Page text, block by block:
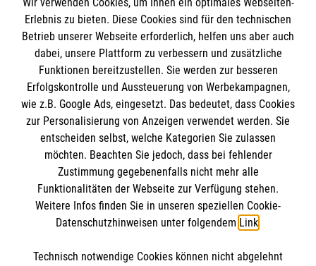
Transparenz
Spenden und Helfen
Spendenkonto
Empfänger: Malteser Hilfsdienst e.V.
IBAN: DE10 3706 0120 1201 2000 12
BIC: GENODED 1PA7
Erlebnis zu bieten. Diese Cookies sind für den technischen
Betrieb unserer Webseite erforderlich, helfen uns aber auch
dabei, unsere Plattform zu verbessern und zusätzliche
Funktionen bereitzustellen. Sie werden zur besseren
Erfolgskontrolle und Aussteuerung von Werbekampagnen,
wie z.B. Google Ads, eingesetzt. Das bedeutet, dass Cookies
zur Personalisierung von Anzeigen verwendet werden. Sie
entscheiden selbst, welche Kategorien Sie zulassen
möchten. Beachten Sie jedoch, dass bei fehlender
Zustimmung gegebenenfalls nicht mehr alle
Funktionalitäten der Webseite zur Verfügung stehen.
Weitere Infos finden Sie in unseren speziellen Cookie-
Datenschutzhinweisen unter folgendem Link.
Technisch notwendige Cookies können nicht abgelehnt